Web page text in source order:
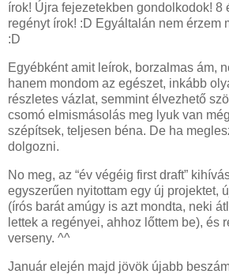
írok! Újra fejezetekben gondolkodok! 8
regényt írok! :D Egyáltalán nem érzem
:D
Egyébként amit leírok, borzalmas ám,
hanem mondom az egészet, inkább
részletes vázlat, semmint élvezhető
csomó elmismásolás meg lyuk van
szépítsek, teljesen béna. De ha
dolgozni.
No meg, az “év végéig first draft”
egyszerűen nyitottam egy új projektet,
(írós barát amúgy is azt mondta, neki
lettek a regényei, ahhoz lőttem be), és
verseny. ^^
Január elején majd jövök újabb